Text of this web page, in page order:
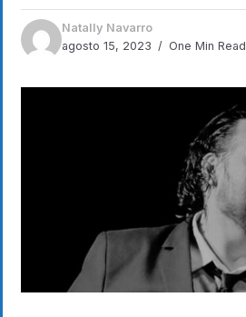
Natally Navarro
agosto 15, 2023
One Min Read